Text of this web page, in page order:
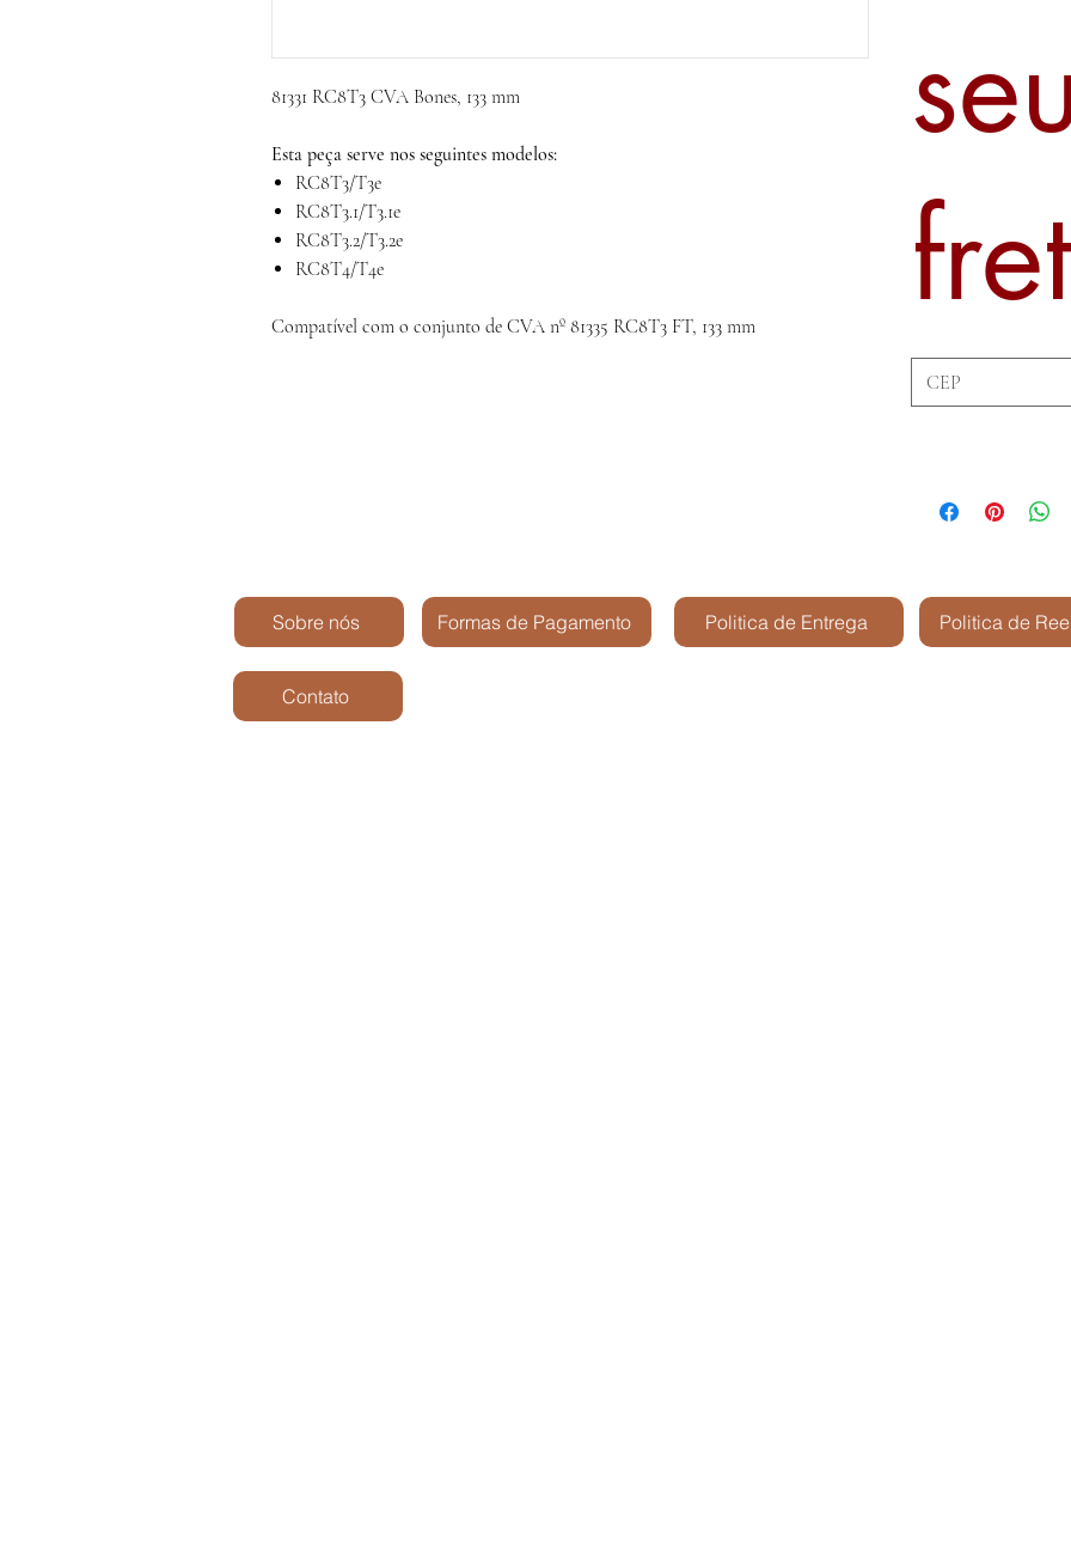
81331 RC8T3 CVA Bones, 133 mm
Esta peça serve nos seguintes modelos:
RC8T3/T3e
RC8T3.1/T3.1e
RC8T3.2/T3.2e
RC8T4/T4e
Compatível com o conjunto de CVA nº 81335 RC8T3 FT, 133 mm
Sobre nós
Contato
Formas de Pagamento Politica de Entrega Politica de